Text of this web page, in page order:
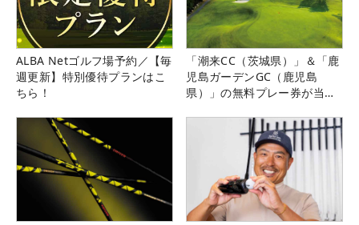
ALBA Netゴルフ場予約／【毎
週更新】特別優待プランはこ
ちら！
「潮来CC（茨城県）」＆「鹿
児島ガーデンGC（鹿児島
県）」の無料プレー券が当た